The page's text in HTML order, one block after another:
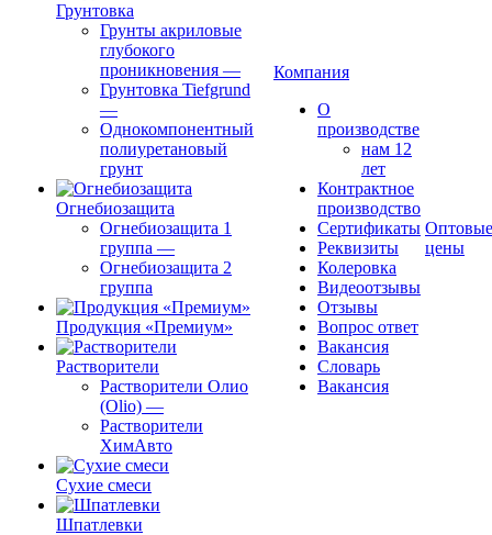
Грунтовка
Грунты акриловые
глубокого
проникновения —
Грунтовка Tiefgrund
—
Однокомпонентный
полиуретановый
грунт
Огнебиозащита
Огнебиозащита 1
группа —
Огнебиозащита 2
группа
Продукция «Премиум»
Растворители
Растворители Олио
(Olio) —
Растворители
ХимАвто
Сухие смеси
Шпатлевки
Компания
О
производстве
нам 12
лет
Контрактное
производство
Сертификаты
Реквизиты
Колеровка
Видеоотзывы
Отзывы
Вопрос ответ
Вакансия
Словарь
Вакансия
Оптовые
цены